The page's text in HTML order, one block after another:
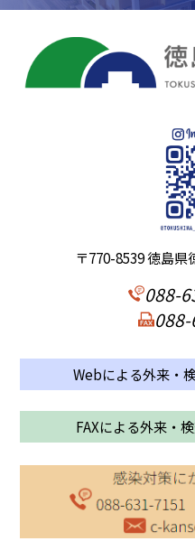
〒770-8539 徳島
088-
Webによる外来・
FAXによる外来・